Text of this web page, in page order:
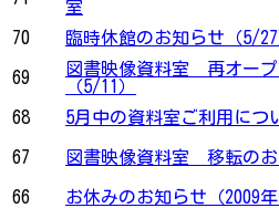
室
70
臨時休館のお知らせ（5/27
69
図書映像資料室 再オー
（5/11）
68
5月中の資料室ご利用につ
67
図書映像資料室 移転のお
66
お休みのお知らせ（2009年